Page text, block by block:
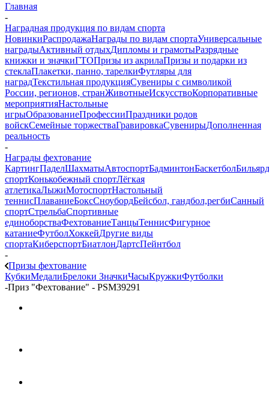
Главная
-
Наградная продукция по видам спорта
НовинкиРаспродажаНаграды по видам спортаУниверсальные
наградыАктивный отдыхДипломы и грамотыРазрядные
книжки и значкиГТОПризы из акрилаПризы и подарки из
стеклаПлакетки, панно, тарелкиФутляры для
наградТекстильная продукцияСувениры с символикой
России, регионов, странЖивотныеИскусствоКорпоративные
мероприятияНастольные
игрыОбразованиеПрофессииПраздники родов
войскСемейные торжестваГравировкаСувенирыДополненная
реальность
-
Награды фехтование
КартингПаделШахматыАвтоспортБадминтонБаскетболБильярд
спортКонькобежный спортЛёгкая
атлетикаЛыжиМотоспортНастольный
теннисПлаваниеБоксСноубордБейсбол, гандбол,регбиСанный
спортСтрельбаСпортивные
единоборстваФехтованиеТанцыТеннисФигурное
катаниеФутболХоккейДругие виды
спортаКиберспортБиатлонДартсПейнтбол
-
Призы фехтование
КубкиМедалиБрелоки ЗначкиЧасыКружкиФутболки
-Приз "Фехтование" - PSM39291